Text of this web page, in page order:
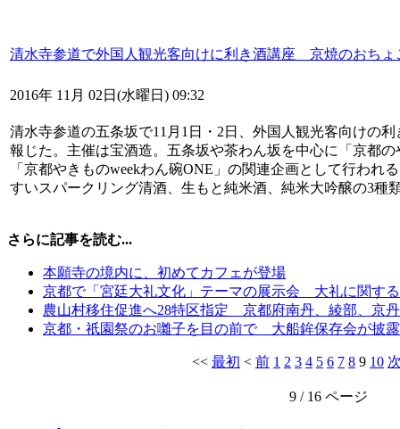
清水寺参道で外国人観光客向けに利き酒講座 京焼のおち
2016年 11月 02日(水曜日) 09:32
清水寺参道の五条坂で11月1日・2日、外国人観光客向けの
報じた。主催は宝酒造。五条坂や茶わん坂を中心に「京都
「京都やきものweekわん碗ONE」の関連企画として行われ
すいスパークリング清酒、生もと純米酒、純米大吟醸の3種
さらに記事を読む...
本願寺の境内に、初めてカフェが登場
京都で「宮廷大礼文化」テーマの展示会 大礼に関す
農山村移住促進へ28特区指定 京都府南丹、綾部、京
京都・祇園祭のお囃子を目の前で 大船鉾保存会が披露
<< 最初 < 前 1 2 3 4 5 6 7 8 9 10
9 / 16 ページ